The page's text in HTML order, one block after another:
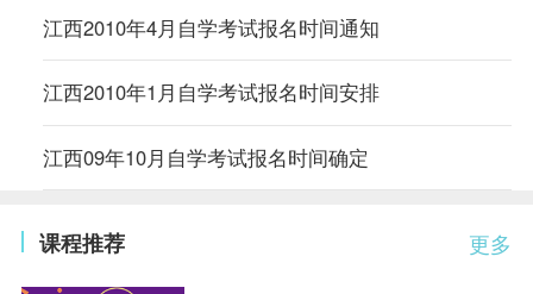
江西2010年4月自学考试报名时间通知
江西2010年1月自学考试报名时间安排
江西09年10月自学考试报名时间确定
更多
课程推荐